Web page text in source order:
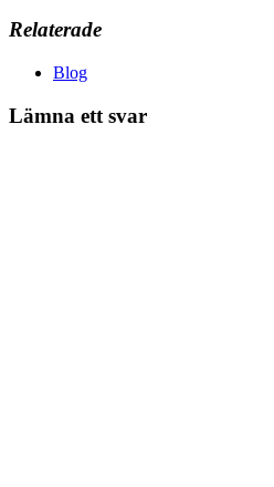
Relaterade
Blog
Lämna ett svar